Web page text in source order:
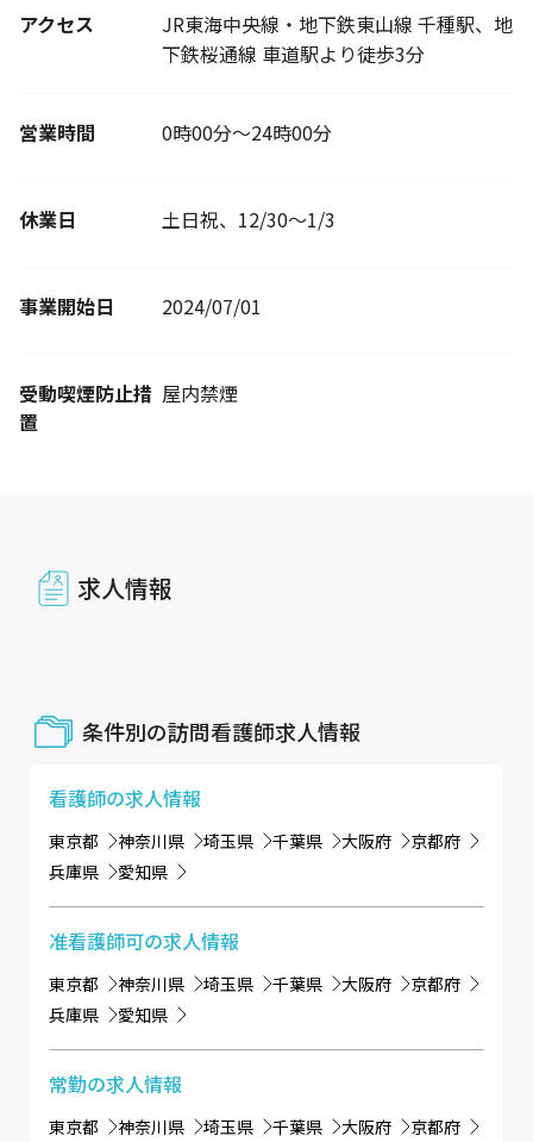
アクセス
JR東海中央線・地下鉄東山線 千種駅、地
下鉄桜通線 車道駅より徒歩3分
営業時間 0時00分～24時00分
休業日 土日祝、12/30～1/3
事業開始日 2024/07/01
受動喫煙防止措
置
屋内禁煙
求人情報
条件別の訪問看護師求人情報
看護師の求人情報
東京都 神奈川県 埼玉県 千葉県 大阪府
京都府
兵庫県
愛知県
准看護師可の求人情報
東京都 神奈川県 埼玉県 千葉県 大阪府
京都府
兵庫県
愛知県
常勤の求人情報
東京都 神奈川県 埼玉県 千葉県 大阪府
京都府